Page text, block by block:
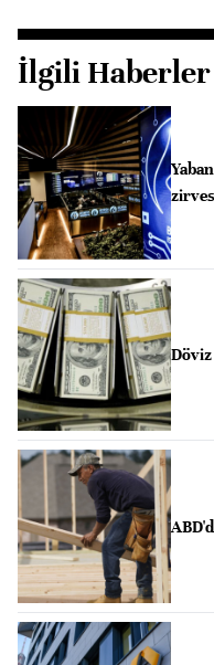
İlgili Haberler
Döviz